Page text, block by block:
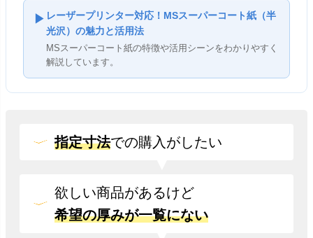
▶ レーザープリンター対応！MSスーパーコート紙（半
光沢）の魅力と活用法
MSスーパーコート紙の特徴や活用シーンをわかりやすく
解説しています。
指定寸法での購入がしたい
欲しい商品があるけど
希望の厚みが一覧にない